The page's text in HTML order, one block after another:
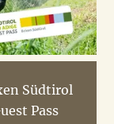
Südtirol
Pass